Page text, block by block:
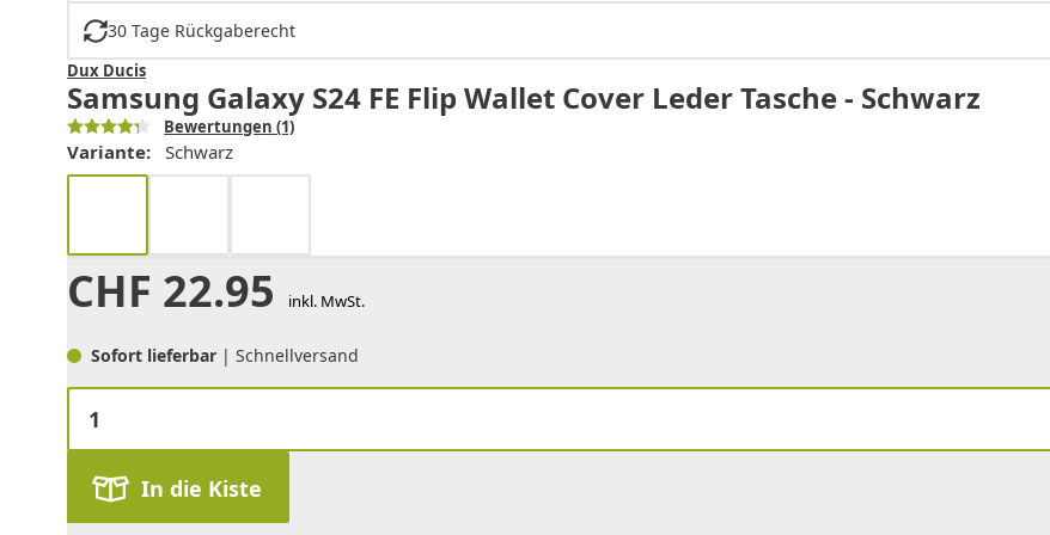
30 Tage Rückgaberecht
Dux Ducis
Samsung Galaxy S24 FE Flip Wallet Cover Leder Tasche - Schwarz
Bewertungen (1)
Variante: Schwarz
CHF 22.95 inkl. MwSt.
Sofort lieferbar | Schnellversand
In die Kiste